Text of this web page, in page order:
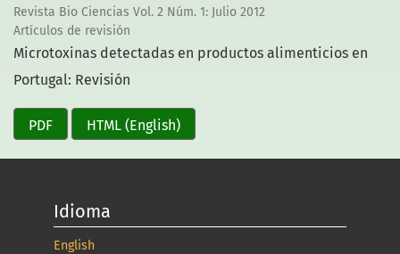
Revista Bio Ciencias Vol. 2 Núm. 1: Julio 2012
Artículos de revisión
Microtoxinas detectadas en productos alimenticios en
Portugal: Revisión
PDF HTML (English)
Idioma
English